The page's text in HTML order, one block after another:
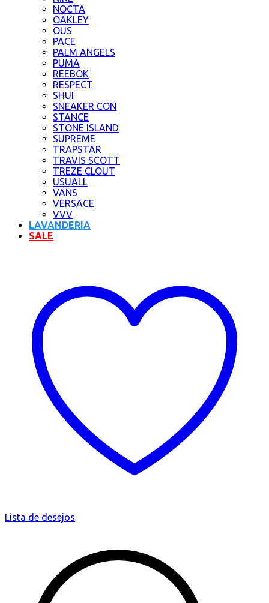
NOCTA
OAKLEY
OUS
PACE
PALM ANGELS
PUMA
REEBOK
RESPECT
SHUI
SNEAKER CON
STANCE
STONE ISLAND
SUPREME
TRAPSTAR
TRAVIS SCOTT
TREZE CLOUT
USUALL
VANS
VERSACE
VVV
LAVANDERIA
SALE
Lista de desejos